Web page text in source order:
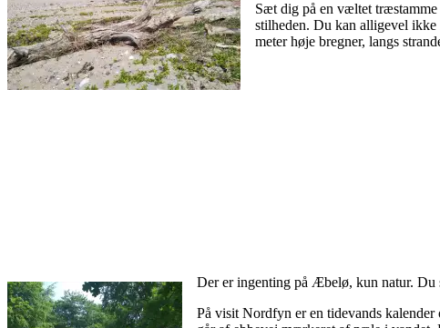
Sæt dig på en væltet
stilheden. Du kan alligevel ikke
meter høje bregner, langs
Der er ingenting på Æbelø, kun natur. Du
På visit Nordfyn er en tidevands